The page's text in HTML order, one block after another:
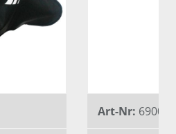
Art-Nr: